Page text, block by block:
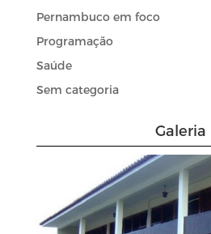
Pernambuco em foco
Programação
Saúde
Sem categoria
Galeria